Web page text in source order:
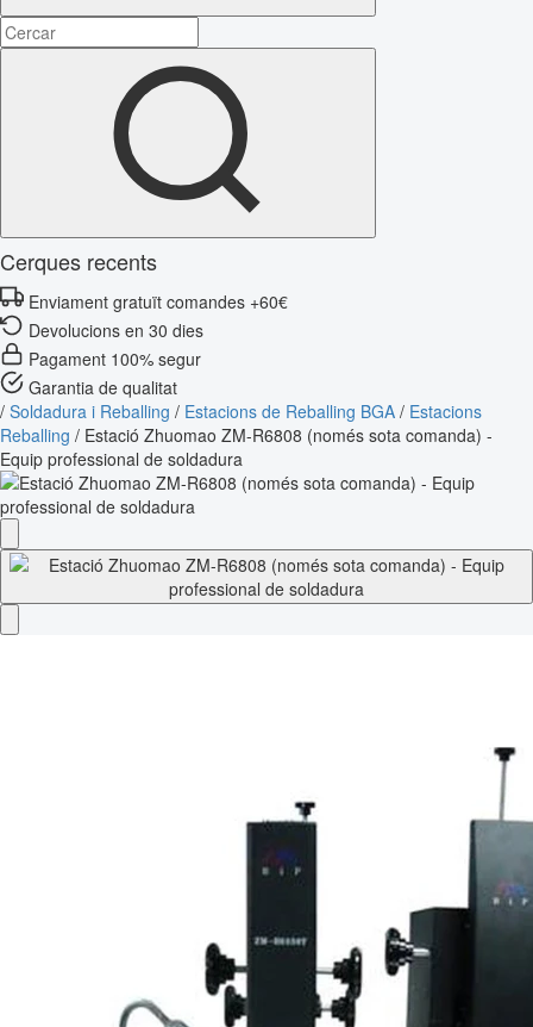
Cerques recents
Enviament gratuït comandes +60€
Devolucions en 30 dies
Pagament 100% segur
Garantia de qualitat
/ Soldadura i Reballing / Estacions de Reballing BGA / Estacions
Reballing / Estació Zhuomao ZM-R6808 (només sota comanda) -
Equip professional de soldadura